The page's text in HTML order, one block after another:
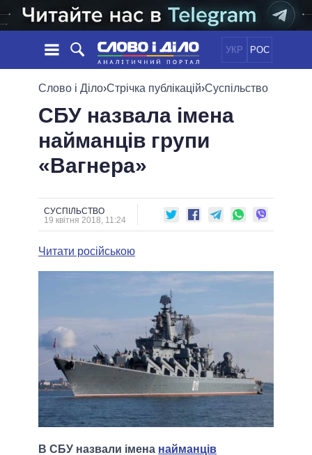
УКР РОС
НОВИНИ
СТРІЧКА
ПОДІЇ
СТАТТІ
ОГЛЯДИ
ДАЙДЖЕСТИ
ПОЛІТИКА
ЕКОНОМІКА
ОБIЦЯНКИ
ПОЛIТИКИ
УСІ ПОЛІТИКИ
ПРЕЗИДЕНТ І ОФІС
ВЕРХОВНА РАДА
ВІДЕО
ПОРІВНЯННЯ ПОЛІТИКІВ
Слово і Діло›Стрічка публікацій›Суспільство
СБУ назвала імена
найманців групи
«Вагнера»
СУСПІЛЬСТВО
19 квітня 2018, 11:24
Читати російською
В СБУ назвали імена найманців